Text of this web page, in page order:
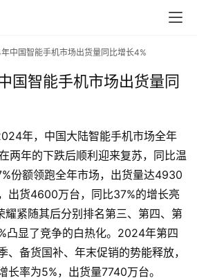
中国智能手机市场出货量同比增长4%
国智能手机市场出货量同
年，中国大陆智能手机市场全年
两年的下跌后顺利迎来复苏，同比温
份额领跑全年市场，出货量达4930
出货4600万台，同比37%的增长亮
耀紧随其后分别排名第三、第四、第
凸显了竞争的白热化。2024年第四
、备货国补、年末促销的势能释放，
长率为5%，出货量7740万台。